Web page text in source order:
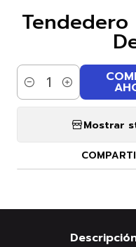
Tendedero
Cantidad
Mostrar